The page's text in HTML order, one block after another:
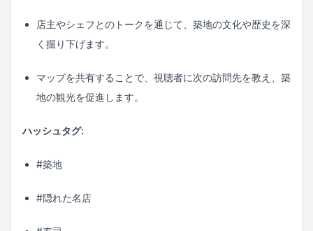
店主やシェフとのトークを通じて、築地の文化や歴史を深
く掘り下げます。
マップを共有することで、視聴者に次の訪問先を教え、築
地の観光を促進します。
ハッシュタグ:
#築地
#隠れた名店